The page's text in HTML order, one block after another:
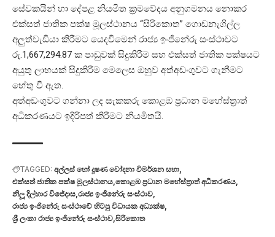
සේවකයින් හා දේපළ නියමිත ක්‍රමවේදය අනුගමනය නොකර
එක්සත් ජාතික පක්ෂ මූලස්ථානය “සිරිකොත” ගොඩනැගිල්ල
අලුත්වැඩියා කිරීමට යෙදවීමෙන් රාජ්‍ය ඉංජිනේරු සංස්ථාවට
රු.1,667,294.87 ක පාඩුවක් සිදුකිරීම සහ එක්සත් ජාතික පක්ෂයට
අයුතු ලාභයක් සිදුකිරීම මෙලෙස ඔහුව අත්අඩංගුවට ගැනීමට
හේතු වී ඇත.
අත්අඩංගුවට ගන්නා ලද සැකකරු කොළඹ ප්‍රධාන මහේස්ත්‍රාත්
අධිකරණයට ඉදිරිපත් කිරීමට නියමිතයි.
TAGGED: අල්ලස් හෝ දූෂණ චෝදනා විමර්ශන සභා
එක්සත් ජාතික පක්ෂ මූලස්ථානය කොළඹ ප්‍රධාන මහේස්ත්‍රාත් අධිකරණය
නිලූ දිල්හාර විජේදාස රාජ්‍ය ඉංජිනේරු සංස්ථාව
රාජ්‍ය ඉංජිනේරු සංස්ථාවේ හිටපු විධායක අධ්‍යක්ෂ
ශ්‍රී ලංකා රාජ්‍ය ඉංජිනේරු සංස්ථාව සිරිකොත